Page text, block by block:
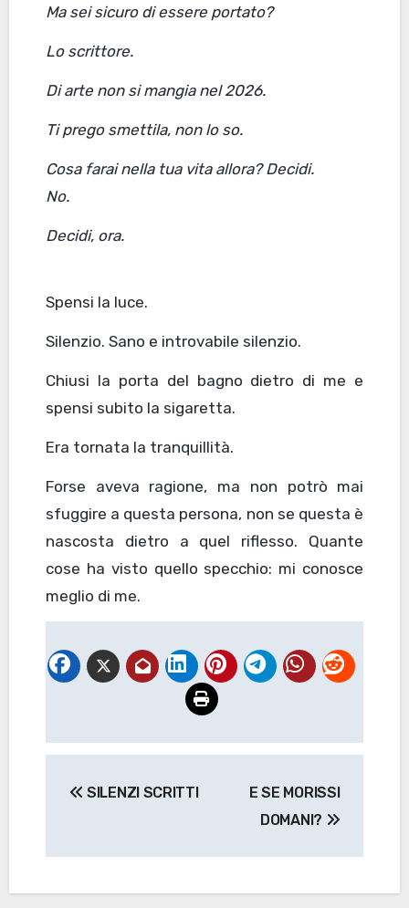
Ma sei sicuro di essere portato?
Lo scrittore.
Di arte non si mangia nel 2026.
Ti prego smettila, non lo so.
Cosa farai nella tua vita allora? Decidi.
No.
Decidi, ora.
Spensi la luce.
Silenzio. Sano e introvabile silenzio.
Chiusi la porta del bagno dietro di me e
spensi subito la sigaretta.
Era tornata la tranquillità.
Forse aveva ragione, ma non potrò mai
sfuggire a questa persona, non se questa è
nascosta dietro a quel riflesso. Quante
cose ha visto quello specchio: mi conosce
meglio di me.
SILENZI SCRITTI
E SE MORISSI
DOMANI?